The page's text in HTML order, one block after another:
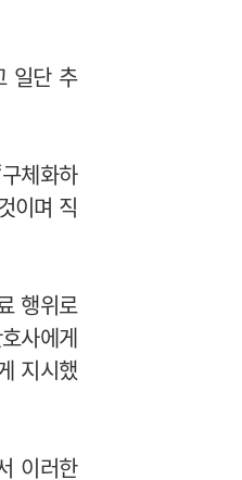
일단 추
체화하
이며 직
행위로
사에게
지시했
이러한